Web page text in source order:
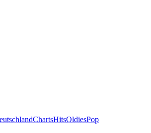
ChartsHitsOldiesPop